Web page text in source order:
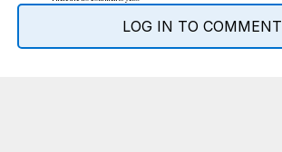
LOG IN TO COMMENT